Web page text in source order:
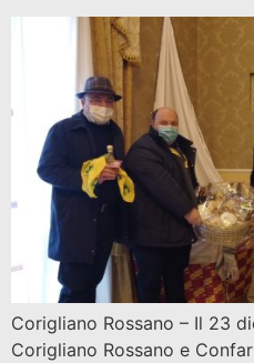
Corigliano Rossano – Il 23
Corigliano Rossano e